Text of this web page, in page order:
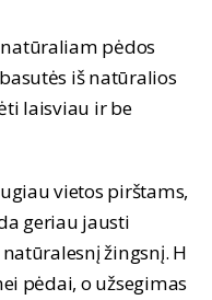
pėdos
iš natūralios
laisviau ir be
vietos pirštams,
geriau jausti
žingsnį. H
pėdai, o užsegimas